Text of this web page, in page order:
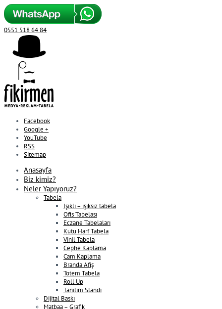
0551 518 64 84
Facebook
Google +
YouTube
RSS
Sitemap
Anasayfa
Biz kimiz?
Neler Yapıyoruz?
Tabela
Işıklı – ışıksız tabela
Ofis Tabelası
Eczane Tabelaları
Kutu Harf Tabela
Vinil Tabela
Cephe Kaplama
Cam Kaplama
Branda Afiş
Totem Tabela
Roll Up
Tanıtım Standı
Dijital Baskı
Matbaa – Grafik